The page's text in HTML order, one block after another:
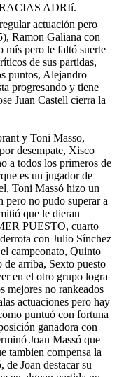
ADRIí.
actuación pero
Ramon Galiana con
mís pero le faltó suerte
de sus partidas,
puntos, Alejandro
progresando y tiene
Juan Castell cierra la
y Toni Masso,
desempate, Xisco
a todos los primeros de
es un jugador de
Toni Massó hizo un
pero no pudo superar a
que le dieran
PUESTO, cuarto
con Julio Sínchez
campeonato, Quinto
arriba, Sexto puesto
en el otro grupo logra
mejores no rankeados
actuaciones pero hay
puntuó con fortuna
ganadora con
Joan Massó que
tambien compensa la
Joan destacar su